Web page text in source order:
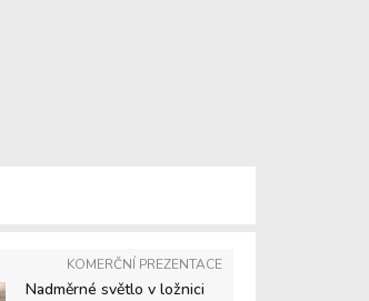
KOMERČNÍ PREZENTACE
Nadměrné světlo v ložnici